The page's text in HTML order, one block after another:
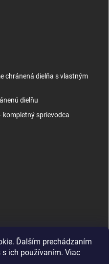
Ďalším prechádzaním
ich používaním. Viac
chránená dielňa s vlastným
dielňu
kompletný sprievodca